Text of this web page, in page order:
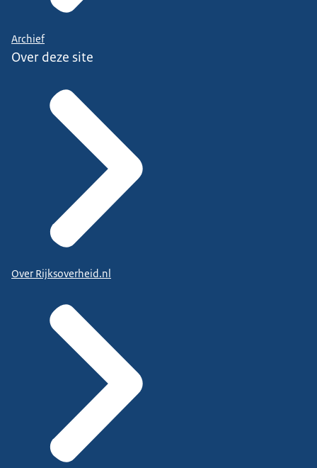
Archief
Over deze site
Over Rijksoverheid.nl